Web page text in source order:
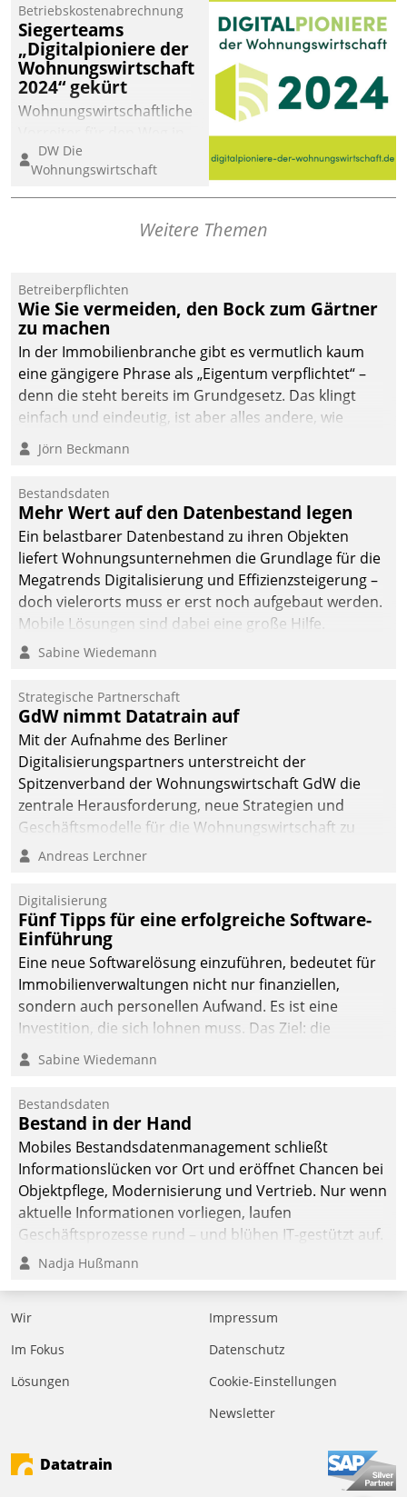
Betriebskostenabrechnung
Siegerteams
„Digitalpioniere der
Wohnungswirtschaft
2024“ gekürt
Wohnungswirtschaftliche
eine digitale Zukunft zu
finden, ist das Ziel des
Awards „Digitalpioniere
Wohnungswirtschaft“.
dafür ein Team
bestehend aus
Wohnungsunternehmen
und PropTech.
DW Die
Wohnungswirtschaft
Weitere Themen
Betreiberpflichten
Wie Sie vermeiden, den Bock zum Gärtner
zu machen
In der Immobilienbranche gibt es vermutlich kaum
eine gängigere Phrase als „Eigentum verpflichtet“ –
denn die steht bereits im Grundgesetz. Das klingt
einfach und eindeutig, ist aber alles andere, wie
Branchenbeschäftigte wissen. Denn mit der
Verantwortung folgen Verpflichtungen.
Jörn Beckmann
Bestandsdaten
Mehr Wert auf den Datenbestand legen
Ein belastbarer Datenbestand zu ihren Objekten
liefert Wohnungsunternehmen die Grundlage für die
Megatrends Digitalisierung und Effizienzsteigerung –
doch vielerorts muss er erst noch aufgebaut werden.
Mobile Lösungen sind dabei eine große Hilfe.
Sabine Wiedemann
Strategische Partnerschaft
GdW nimmt Datatrain auf
Mit der Aufnahme des Berliner
Digitalisierungspartners unterstreicht der
Spitzenverband der Wohnungswirtschaft GdW die
zentrale Herausforderung, neue Strategien und
Geschäftsmodelle für die Wohnungswirtschaft zu
entwickeln.
Andreas Lerchner
Digitalisierung
Fünf Tipps für eine erfolgreiche Software-
Einführung
Eine neue Softwarelösung einzuführen, bedeutet für
Immobilienverwaltungen nicht nur finanziellen,
sondern auch personellen Aufwand. Es ist eine
Investition, die sich lohnen muss. Das Ziel: die
nachhaltige Optimierung der Geschäftsabläufe. Damit
dieses Ziel erreicht wird, sollten einige Grundregeln
Sabine Wiedemann
Bestandsdaten
Bestand in der Hand
Mobiles Bestandsdatenmanagement schließt
Informationslücken vor Ort und eröffnet Chancen bei
Objektpflege, Modernisierung und Vertrieb. Nur wenn
aktuelle Informationen vorliegen, laufen
Geschäftsprozesse rund – und blühen IT-gestützt auf.
Nadja Hußmann
Wir
Im Fokus
Lösungen
Impressum
Datenschutz
Cookie-Einstellungen
Newsletter
Datatrain